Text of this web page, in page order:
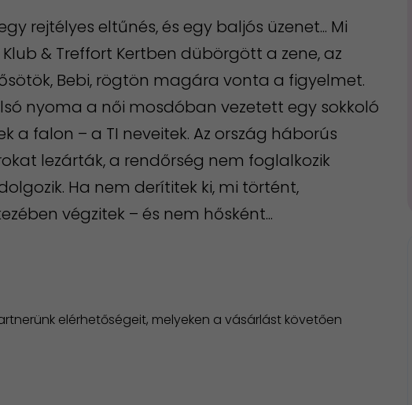
rejtélyes eltűnés, és egy baljós üzenet... Mi
& Treffort Kertben dübörgött a zene, az
Bebi, rögtön magára vonta a figyelmet.
nyoma a női mosdóban vezetett egy sokkoló
a falon – a TI neveitek. Az ország háborús
lezárták, a rendőrség nem foglalkozik
Ha nem derítitek ki, mi történt,
végzitek – és nem hősként...
elérhetőségeit, melyeken a vásárlást követően